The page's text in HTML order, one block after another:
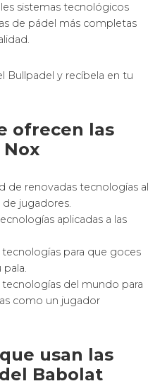
sistemas tecnológicos
de pádel más completas
Bullpadel y recíbela en tu
ofrecen las
de renovadas tecnologías al
jugadores.
aplicadas a las
tecnologías para que goces
tecnologías del mundo para
como un jugador
usan las
Babolat